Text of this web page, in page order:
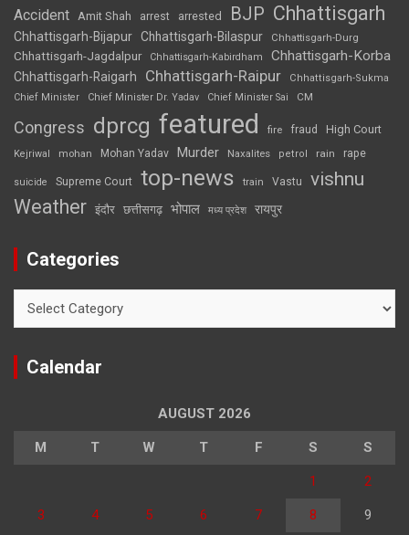
Accident Amit Shah arrest arrested BJP Chhattisgarh
Chhattisgarh-Bijapur Chhattisgarh-Bilaspur Chhattisgarh-Durg
Chhattisgarh-Jagdalpur Chhattisgarh-Kabirdham Chhattisgarh-Korba
Chhattisgarh-Raigarh Chhattisgarh-Raipur
Chhattisgarh-Sukma
Chief Minister
Chief Minister Dr. Yadav Chief Minister Sai CM
Congress dprcg featured fire fraud High Court
Kejriwal mohan Mohan Yadav Murder Naxalites petrol rain rape
suicide Supreme Court top-news train Vastu vishnu
Weather इंदौर छत्तीसगढ़ भोपाल मध्य प्रदेश रायपुर
Categories
Calendar
AUGUST 2026
M T W T F S S
1 2
3 4 5 6 7 8 9